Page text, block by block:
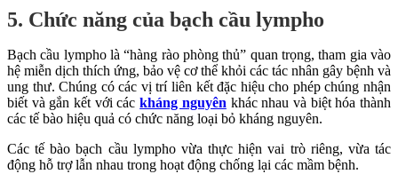
5. Chức năng của bạch cầu lympho
Bạch cầu lympho là “hàng rào phòng thủ” quan trọng, tham gia vào
hệ miễn dịch thích ứng, bảo vệ cơ thể khỏi các tác nhân gây bệnh và
ung thư. Chúng có các vị trí liên kết đặc hiệu cho phép chúng nhận
biết và gắn kết với cáckháng nguyên khác nhau và biệt hóa thành
các tế bào hiệu quả có chức năng loại bỏ kháng nguyên.
Các tế bào bạch cầu lympho vừa thực hiện vai trò riêng, vừa tác
động hỗ trợ lẫn nhau trong hoạt động chống lại các mầm bệnh.